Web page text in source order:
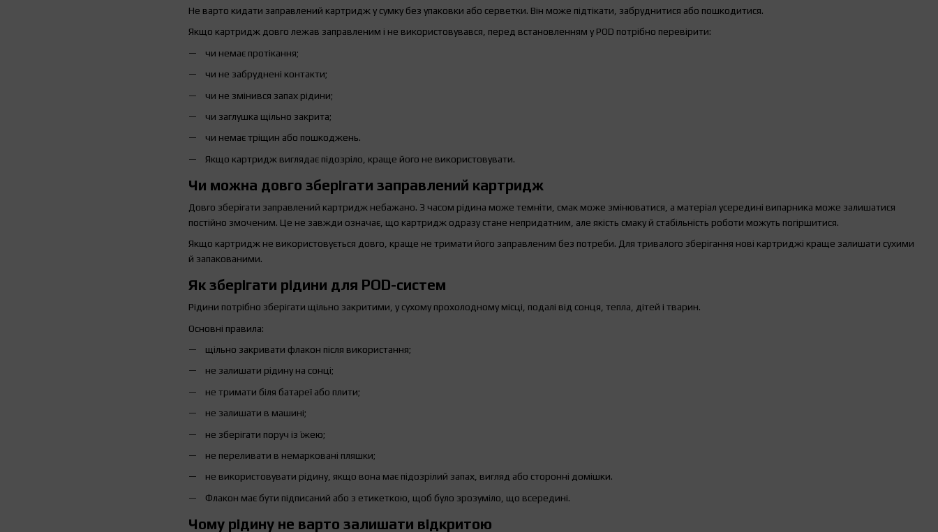
Не варто кидати заправлений картридж у сумку без упаковки або серветки. Він може підтікати, забруднитися або пошкодитися.
Якщо картридж довго лежав заправленим і не використовувався, перед встановленням у POD потрібно перевірити:
чи немає протікання;
чи не забруднені контакти;
чи не змінився запах рідини;
чи заглушка щільно закрита;
чи немає тріщин або пошкоджень.
Якщо картридж виглядає підозріло, краще його не використовувати.
Чи можна довго зберігати заправлений картридж
Довго зберігати заправлений картридж небажано. З часом рідина може темніти, смак може змінюватися, а матеріал усередині випарника може залишатися
постійно змоченим. Це не завжди означає, що картридж одразу стане непридатним, але якість смаку й стабільність роботи можуть погіршитися.
Якщо картридж не використовується довго, краще не тримати його заправленим без потреби. Для тривалого зберігання нові картриджі краще залишати сухими
й запакованими.
Як зберігати рідини для POD-систем
Рідини потрібно зберігати щільно закритими, у сухому прохолодному місці, подалі від сонця, тепла, дітей і тварин.
Основні правила:
щільно закривати флакон після використання;
не залишати рідину на сонці;
не тримати біля батареї або плити;
не залишати в машині;
не зберігати поруч із їжею;
не переливати в немарковані пляшки;
не використовувати рідину, якщо вона має підозрілий запах, вигляд або сторонні домішки.
Флакон має бути підписаний або з етикеткою, щоб було зрозуміло, що всередині.
Чому рідину не варто залишати відкритою